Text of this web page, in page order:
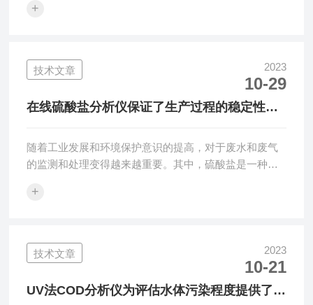
有机物污染程度的重要指标。五日培养法是一种常用的
中。制备培养液：根据特定的配方，制备含有养分和微
生物的培养液。培养液中的养分和微生物种类可以根据
需要进行调整。加入样品：将一定量的样品加入含有培
养液的容器中，并充分混合。培养：将含有...
+
技术文章 2023
10-29
在线硫酸盐分析仪保证了生产过程的稳定性和
随着工业发展和环境保护意识的提高，对于废水和废气
的监测和处理变得越来越重要。其中，硫酸盐是一种常
影响生产质量和安全。为了实时监测和控制硫酸盐含
体中的硫酸盐含量。其核心技术包括离子色谱、光谱分
析、电化学分析等多种方法，通过自动取样、分离、检
测等步骤，实现对硫酸盐浓度的实时监测。该仪器具有
许多优点。首先，它能够在生产过程中连续运行，无需
+
技术文章 2023
10-21
UV法COD分析仪为评估水体污染程度提供了重